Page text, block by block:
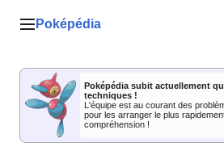
Menu principal
Poképédia
Poképédia subit actuellement
techniques !
L'équipe est au courant des
pour les arranger le plus
compréhension !